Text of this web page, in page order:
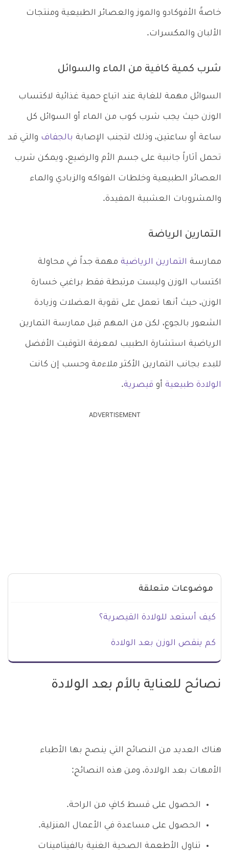
خاصةً الأفوكادو والموز والعصائر الطبيعية ومنتجات
الألبان والمكسرات.
شرب كمية كافية من الماء والسوائل
السوائل مهمة للغاية عند اتباع حمية غذائية لاكتساب
الوزن حيث يجب شرب كوب من الماء أو السوائل كل
ساعة أو ساعتين، وذلك لتجنب الإصابة بالجفاف والتي قد
تحمل آثاراً جانبية على جسم الأم والرضيع، ويمكن شرب
العصائر الطبيعية وخلطات الفواكه والزبادي والماء
والمشروبات العشبية المفيدة.
التمارين الرياضة
ممارسة التمارين الرياضية مهمة جداً في محاولة
اكتساب الوزن وليست مرتبطة فقط براغبي خسارة
الوزن، حيث أنها تعمل على تقوية العضلات وزيادة
الشعور بالجوع، لكن من المهم قبل ممارسة التمارين
الرياضية استشارة الطبيب لمعرفة التوقيت الأفضل
للبدء بجانب التمارين الأكثر ملاءمة وحسب إن كانت
الولادة طبيعية أو قيصرية.
ADVERTISEMENT
موضوعات متعلقة
كيف أستعد للولادة القيصرية؟
كم ينقص الوزن بعد الولادة
نصائح للعناية بالأم بعد الولادة
هناك العديد من النصائح التي ينصح بها الأطباء
الأمهات بعد الولادة، ومن هذه النصائح:
الحصول على قسط كافٍ من الراحة.
الحصول على مساعدة في الأعمال المنزلية.
تناول الأطعمة الصحية الغنية بالفيتامينات